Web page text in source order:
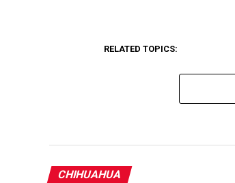
RELATED TOPICS:
CHIHUAHUA